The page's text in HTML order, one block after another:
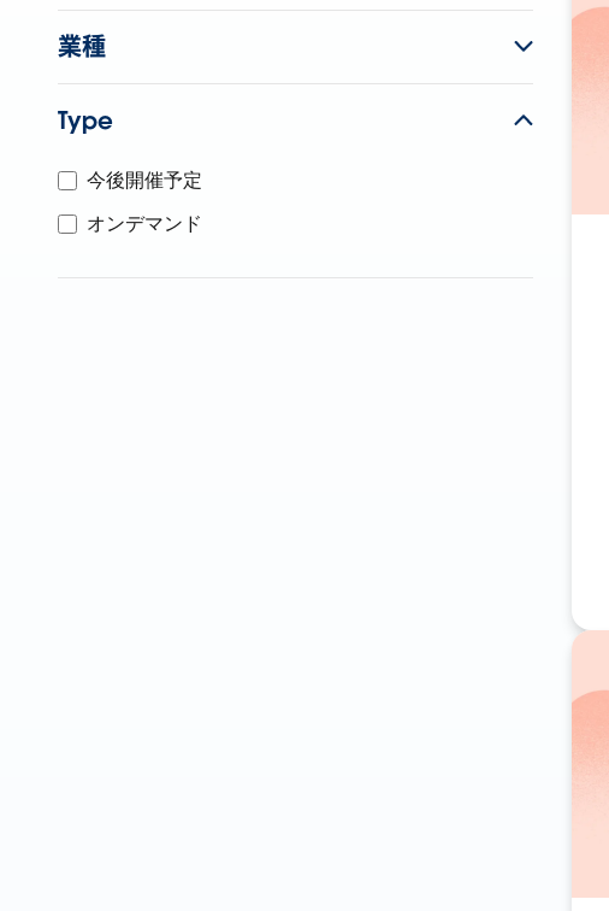
業種
Type
今後開催予定
オンデマンド